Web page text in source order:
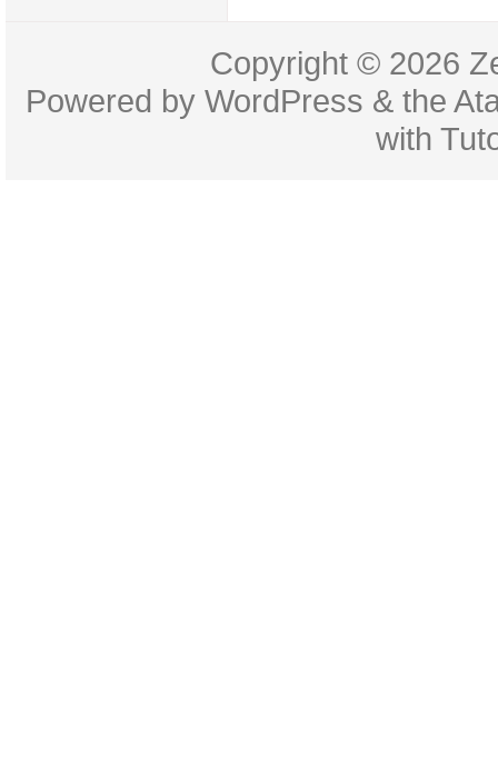
Copyright © 2026
Powered byWordPress & the
with